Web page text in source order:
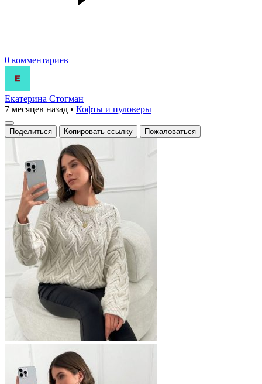
0 комментариев
Екатерина Стогман
7 месяцев назад • Кофты и пуловеры
Поделиться Копировать ссылку Пожаловаться